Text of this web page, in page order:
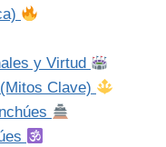
y Virtud
Clave)